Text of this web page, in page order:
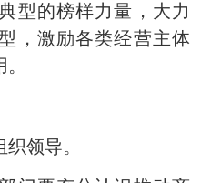
型的榜样力量，大力
，激励各类经营主体
领导。